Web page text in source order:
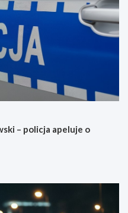
– policja apeluje o